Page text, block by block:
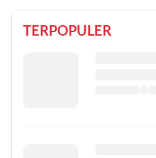
TERPOPULER